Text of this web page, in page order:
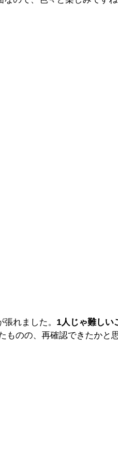
れました。 1人じゃ難しい
のの、再確認できたかと思